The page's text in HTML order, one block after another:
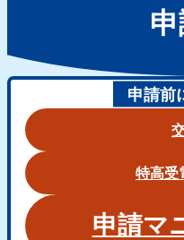
申請前
特高受
申請マ